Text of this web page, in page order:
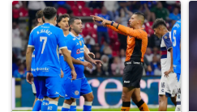
Un artículo de tendencia con el